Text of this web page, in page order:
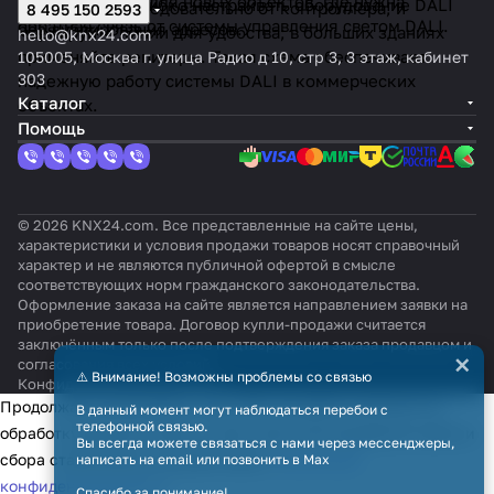
обратная связь от системы управления светом DALI.
Это позволяет гибко настраивать оборудование DALI
без дублирования адресов.
устройства последовательно от контроллера, и
маркируйте линии для удобства; в больших зданиях
применяйте репитеры. Такая схема обеспечивает
надежную работу системы DALI в коммерческих
объектах.
8 495 150 2593
hello@knx24.com
105005, Москва г. улица Радио д 10, стр 3, 3 этаж, кабинет
303
Каталог
Помощь
© 2026 KNX24.com. Все представленные на сайте цены,
характеристики и условия продажи товаров носят справочный
характер и не являются публичной офертой в смысле
соответствующих норм гражданского законодательства.
Оформление заказа на сайте является направлением заявки на
приобретение товара. Договор купли-продажи считается
заключённым только после подтверждения заказа продавцом и
согласования всех условий.
КонфиденциальностьОферта
⚠️ Внимание! Возможны проблемы со связью
В данный момент могут наблюдаться перебои с
телефонной связью.
Вы всегда можете связаться с нами через мессенджеры,
написать на email или позвонить в Max
×
Продолжая использовать наш сайт, вы даёте согласие на
обработку файлов cookie в целях функционирования сайта и
сбора статистики в соответствии сполитикой
конфиденциальности